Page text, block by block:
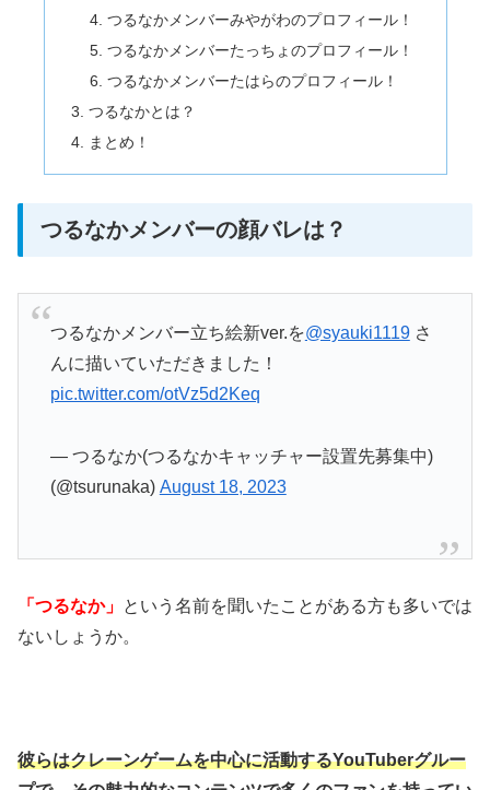
つるなかメンバーみやがわのプロフィール！
つるなかメンバーたっちょのプロフィール！
つるなかメンバーたはらのプロフィール！
つるなかとは？
まとめ！
つるなかメンバーの顔バレは？
つるなかメンバー立ち絵新ver.を@syauki1119さ
んに描いていただきました！
pic.twitter.com/otVz5d2Keq
— つるなか(つるなかキャッチャー設置先募集中)
(@tsurunaka) August 18, 2023
「つるなか」 という名前を聞いたことがある方も多いでは
ないしょうか。
彼らはクレーンゲームを中心に活動するYouTuberグルー